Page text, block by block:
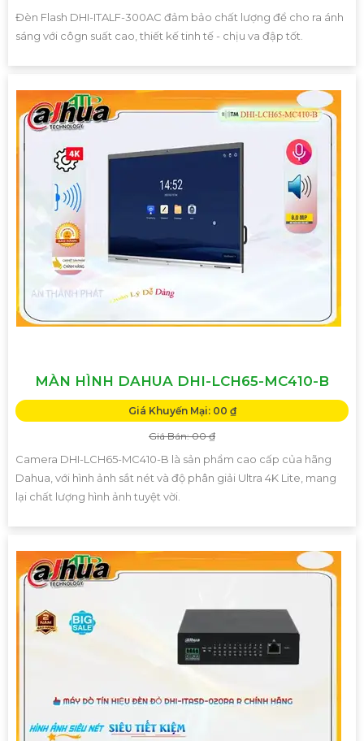
Đèn Flash DHI-ITALF-300AC đảm bảo chất lượng để cho ra ánh
sáng với côgn suất cao, thiết kế tinh tế - chịu va đập tốt.
MÀN HÌNH DAHUA DHI-LCH65-MC410-B
Giá Khuyến Mại: 00 ₫
Giá Bán: 00 ₫
Camera DHI-LCH65-MC410-B là sản phẩm cao cấp của hãng
Dahua, với hình ảnh sắt nét và độ phân giải Ultra 4K Lite, mang
lại chất lượng hình ảnh tuyệt vời.